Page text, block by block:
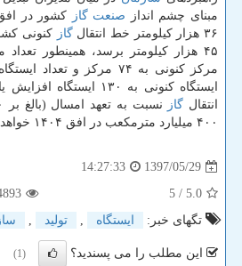
مبنای چشم انداز صنعت گاز
۳۶ هزار كیلومتر خط انتقال
گاز
ایستگاه كنونی به ۱۳۰
انتقال گاز
۴۰۰ میلیارد مترمكعب در افق ۱۴۰۴ خواهد رسید.
1397/05/29
14:27:33
5.0
/ 5
تگهای خبر:
ایستگاه , تولید ,
این مطلب را می پسندید؟ (1)